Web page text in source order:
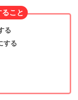
こと
る
する